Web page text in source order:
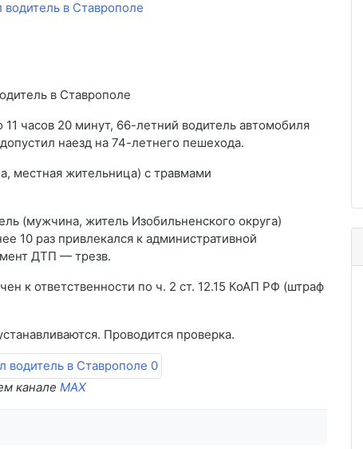
в Ставрополе
часов 20 минут, 66-летний водитель автомобиля
наезд на 74-летнего пешехода.
местная жительница) с травмами
(мужчина, житель Изобильненского округа)
10 раз привлекался к административной
ДТП — трезв.
к ответственности по ч. 2 ст. 12.15 КоАП РФ (штраф
Проводится проверка.
канале MAX